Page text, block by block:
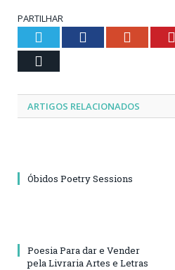
PARTILHAR
Twitter Facebook Google+
ARTIGOS RELACIONADOS
Óbidos Poetry Sessions
Poesia Para dar e Vender
pela Livraria Artes e Letras